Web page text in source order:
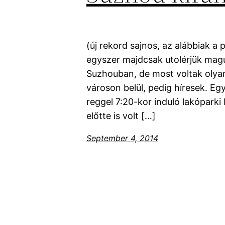
(új rekord sajnos, az alábbiak
egyszer majdcsak utolérjük
Suzhouban, de most voltak
városon belül, pedig híresek.
reggel 7:20-kor induló
előtte is volt […]
September 4, 2014